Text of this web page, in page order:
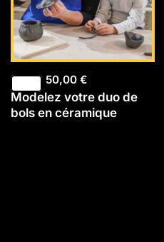
50,00 €
Modelez votre duo de
bols en céramique